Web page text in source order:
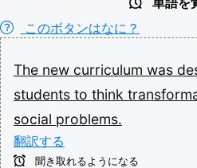
単語を
このボタンはなに？
The new curriculum was
students to think
social problems.
翻訳する
聞き取れるようになる